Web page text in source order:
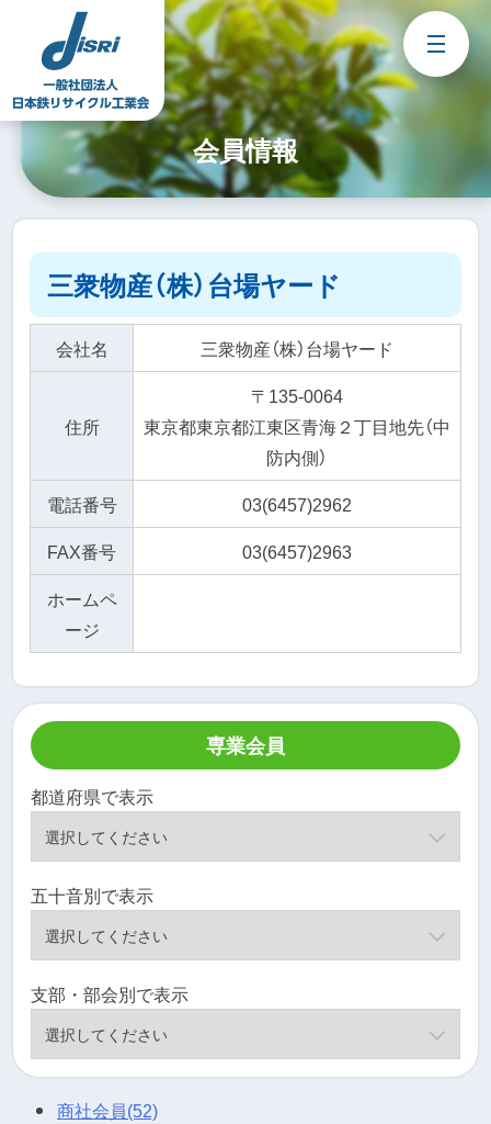
content
会員情報
三衆物産（株）台場ヤード
会社名 三衆物産（株）台場ヤード
住所
〒135-0064
東京都東京都江東区青海２丁目地先（中
防内側）
電話番号
03(6457)2962
FAX番号
03(6457)2963
ホームペ
ージ
専業会員
都道府県で表示
五十音別で表示
支部・部会別で表示
商社会員(52)